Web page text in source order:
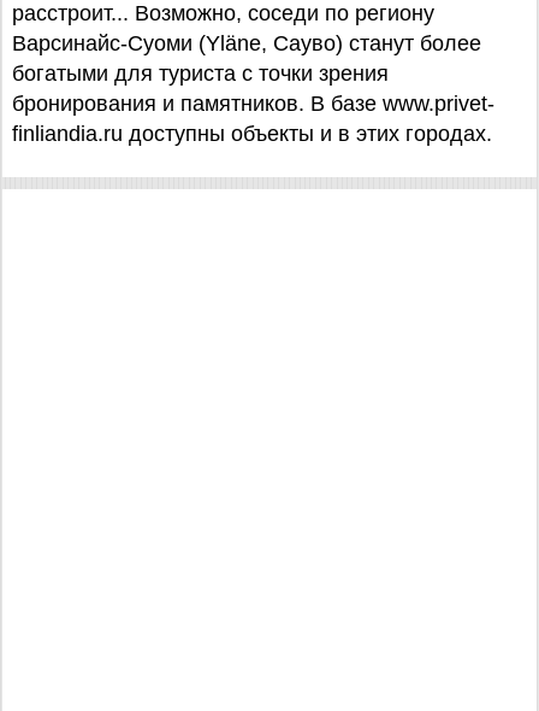
расстроит... Возможно, соседи по региону
Варсинайс-Суоми (Yläne, Сауво) станут более
богатыми для туриста с точки зрения
бронирования и памятников. В базе www.privet-
finliandia.ru доступны объекты и в этих городах.